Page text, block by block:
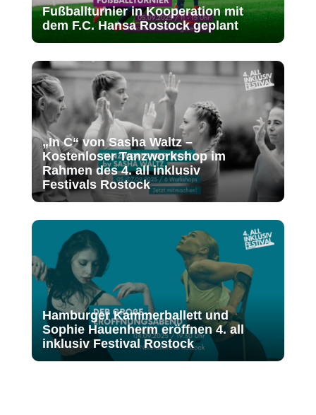
Fußballturnier in Kooperation mit
dem F.C. Hansa Rostock geplant
„In C“ von Sasha Waltz –
Kostenloser Tanzworkshop im
Rahmen des 4. all inklusiv
Festivals Rostock
Hamburger Kammerballett und
Sophie Hauenherm eröffnen 4. all
inklusiv Festival Rostock